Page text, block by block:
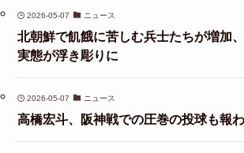
2026-05-07 ニュース
北朝鮮で飢餓に苦しむ兵士たちが増加
実態が浮き彫りに
2026-05-07 ニュース
高橋宏斗、阪神戦での圧巻の投球も報